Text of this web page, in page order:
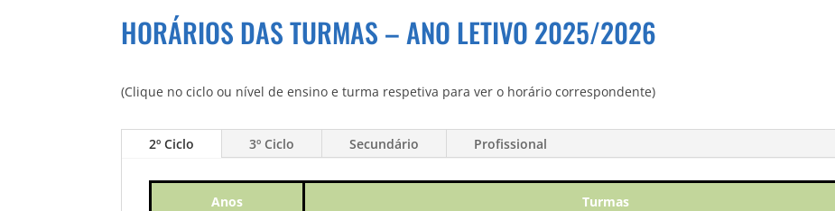
HORÁRIOS DAS TURMAS – ANO LETIVO 2025/2026
(Clique no ciclo ou nível de ensino e turma respetiva para ver o horário correspondente)
2º Ciclo 3º Ciclo Secundário Profissional
Anos Turmas